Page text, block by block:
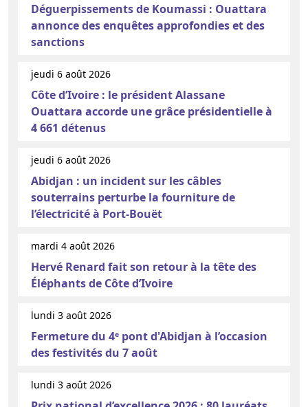
Déguerpissements de Koumassi : Ouattara
annonce des enquêtes approfondies et des
sanctions
jeudi 6 août 2026
Côte d’Ivoire : le président Alassane
Ouattara accorde une grâce présidentielle à
4 661 détenus
jeudi 6 août 2026
Abidjan : un incident sur les câbles
souterrains perturbe la fourniture de
l’électricité à Port-Bouët
mardi 4 août 2026
Hervé Renard fait son retour à la tête des
Éléphants de Côte d’Ivoire
lundi 3 août 2026
Fermeture du 4ᵉ pont d'Abidjan à l’occasion
des festivités du 7 août
lundi 3 août 2026